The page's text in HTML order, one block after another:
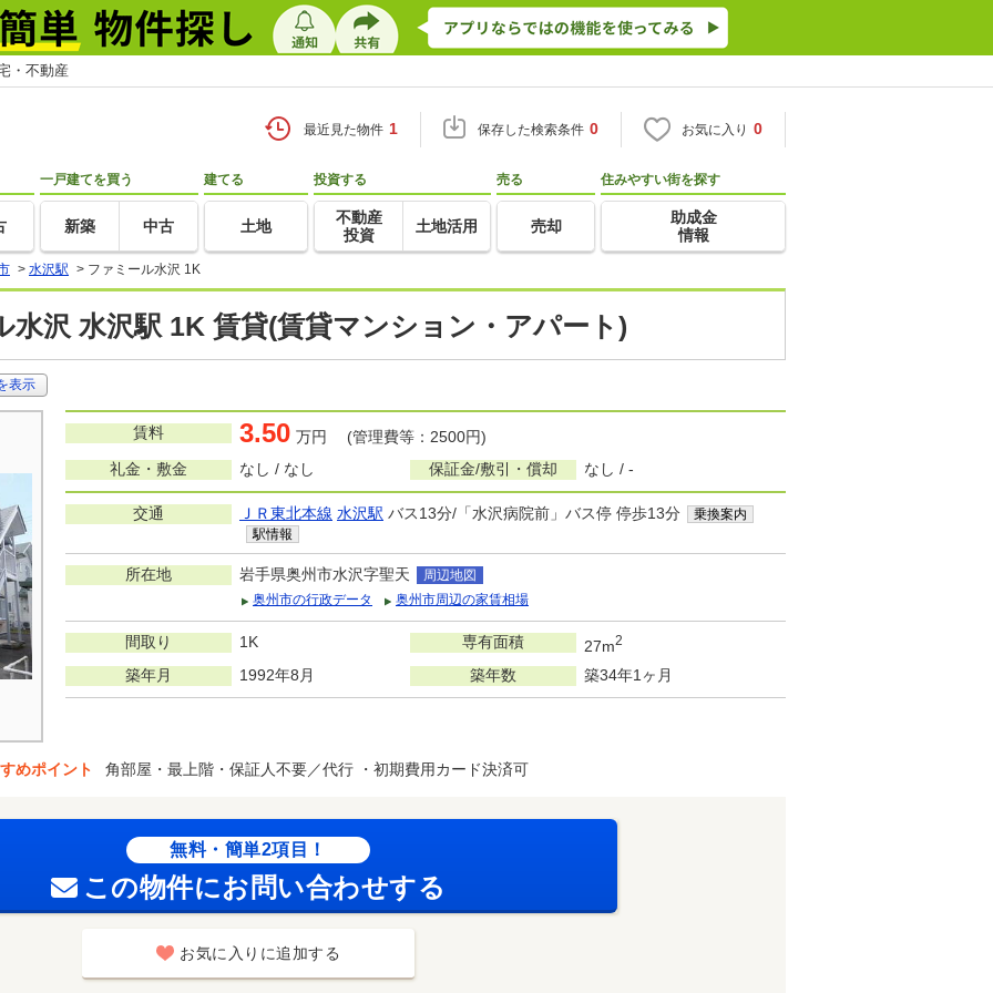
・不動産
最近見た物件 1 保存した検索条件 0 お気に入り 0
一戸建てを買う
新築 中古
建てる
土地
投資する
不動産
投資
土地活用
売る
売却
住みやすい街を探す
助成金
情報
> 水沢駅 > ファミール水沢 1K
水沢 水沢駅 1K 賃貸(賃貸マンション・アパート)
表示
賃料 3.50 万円 (管理費等：2500円)
礼金・敷金
なし / なし 保証金/敷引・償却 なし / -
交通 ＪＲ東北本線 水沢駅 バス13分/「水沢病院前」バス停 停歩13分
乗換案内
駅情報
所在地 岩手県奥州市水沢字聖天
周辺地図
奥州市の行政データ
奥州市周辺の家賃相場
間取り 1K 専有面積 27m2
築年月 1992年8月 築年数 築34年1ヶ月
めポイント 角部屋・最上階・保証人不要／代行 ・初期費用カード決済可
無料・簡単2項目！
この物件にお問い合わせする
お気に入りに追加する